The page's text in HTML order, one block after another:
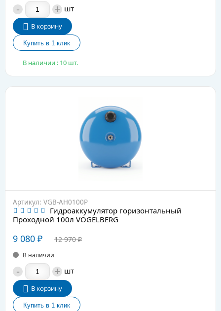
- + шт
В корзину
В наличии : 10 шт.
Артикул: VGB-AH0100P
Гидроаккумулятор горизонтальный
Проходной 100л VOGELBERG
9 080 ₽ 12 970₽
В наличии
- + шт
В корзину